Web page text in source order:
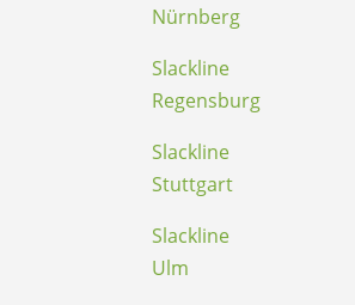
Nürnberg
Slackline
Regensburg
Slackline
Stuttgart
Slackline
Ulm